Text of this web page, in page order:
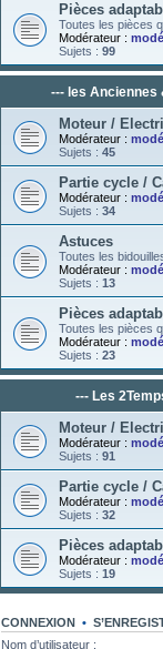
Pièces
Toutes les pièces
Modérateur :
Sujets : 99
--- les Anciennes
Moteur /
Modérateur :
Sujets : 45
Partie cycle /
Modérateur :
Sujets : 34
Astuces
Toutes les
Modérateur :
Sujets : 13
Pièces
Toutes les pièces
Modérateur :
Sujets : 23
--- Les
Moteur /
Modérateur :
Sujets : 91
Partie cycle /
Modérateur :
Sujets : 32
Pièces
Modérateur :
Sujets : 19
CONNEXION •
Nom d’utilisateur :